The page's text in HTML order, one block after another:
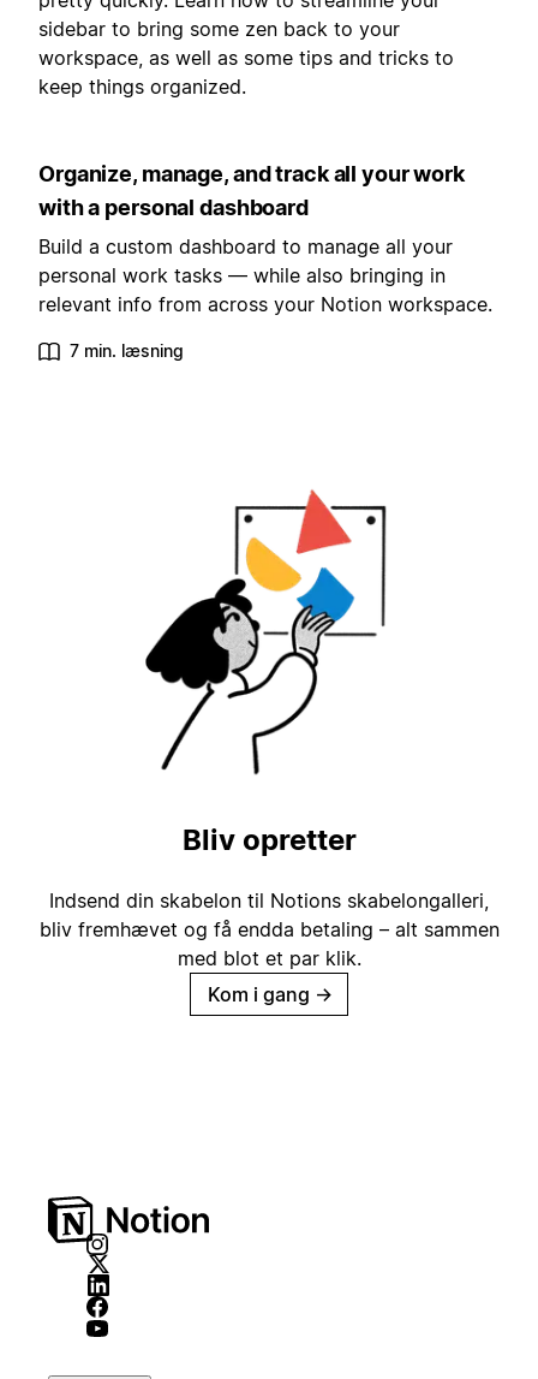
sidebar to bring some zen back to your
workspace, as well as some tips and tricks to
keep things organized.
Organize, manage, and track all your work
with a personal dashboard
Build a custom dashboard to manage all your
personal work tasks — while also bringing in
relevant info from across your Notion workspace.
7 min. læsning
Bliv opretter
Indsend din skabelon til Notions skabelongalleri,
bliv fremhævet og få endda betaling – alt sammen
med blot et par klik.
Kom i gang →